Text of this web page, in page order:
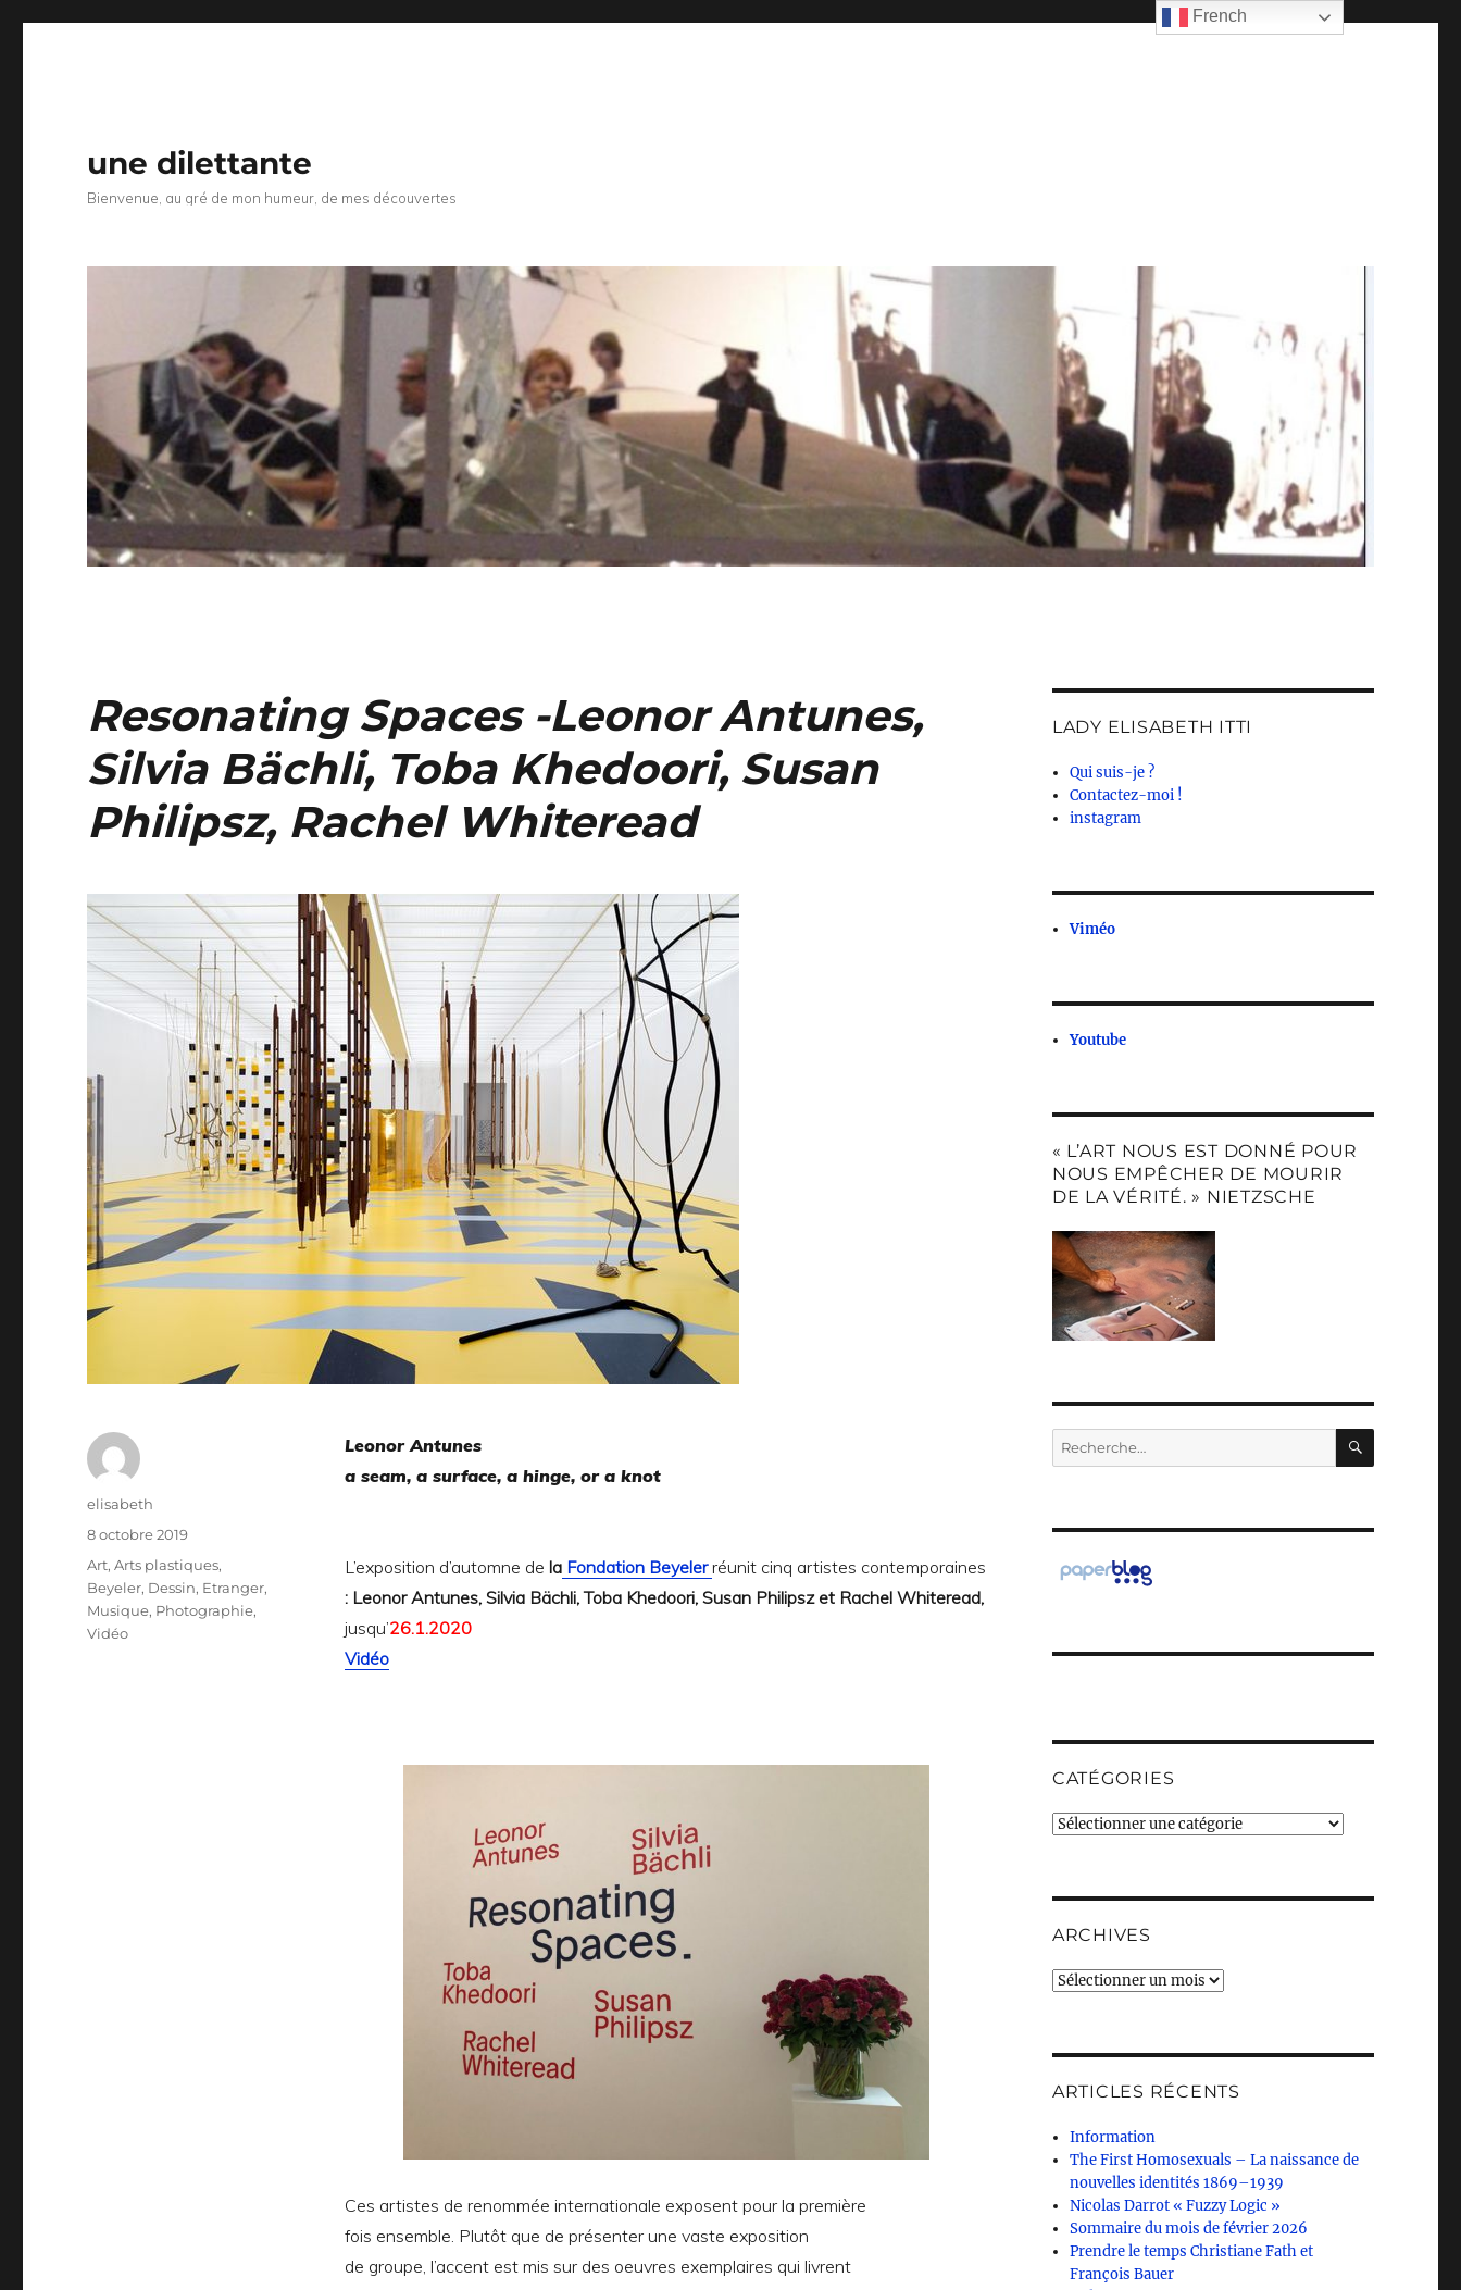
une dilettante
Bienvenue, au gré de mon humeur, de mes découvertes
Resonating Spaces -Leonor Antunes,
Silvia Bächli, Toba Khedoori, Susan
Philipsz, Rachel Whiteread
Leonor Antunes
a seam, a surface, a hinge, or a knot
L’exposition d’automne de la Fondation Beyeler réunit cinq artistes contemporaines
: Leonor Antunes, Silvia Bächli, Toba Khedoori, Susan Philipsz et Rachel Whiteread,
jusqu’26.1.2020
Vidéo
Ces artistes de renommée internationale exposent pour la première
fois ensemble. Plutôt que de présenter une vaste exposition
de groupe, l’accent est mis sur des oeuvres exemplaires qui livrent
Auteur
elisabeth
Publié
8 octobre 2019
Catégories
Art,Arts plastiques,
Beyeler, Dessin, Etranger,
Musique, Photographie,
Vidéo
LADY ELISABETH ITTI
Qui suis-je ?
Contactez-moi !
instagram
Viméo
Youtube
« L’ART NOUS EST DONNÉ POUR
NOUS EMPÊCHER DE MOURIR
DE LA VÉRITÉ. » NIETZSCHE
Recherche
pour :
CATÉGORIES
Catégories
ARCHIVES
Archives
ARTICLES RÉCENTS
Information
The First Homosexuals – La naissance de
nouvelles identités 1869–1939
Nicolas Darrot « Fuzzy Logic »
Sommaire du mois de février 2026
Prendre le temps Christiane Fath et
François Bauer
French